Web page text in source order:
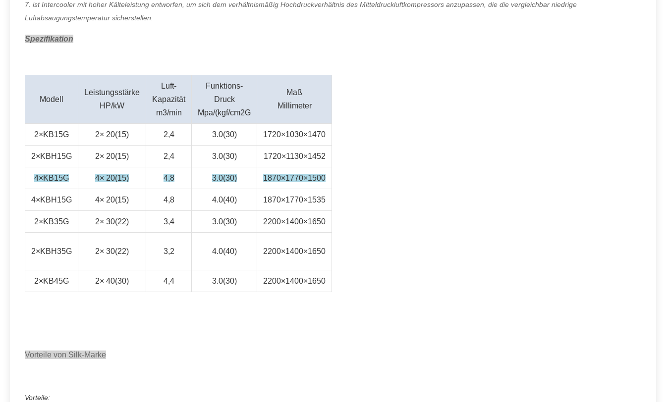
7. ist Intercooler mit hoher Kälteleistung entworfen, um sich dem verhältnismäßig Hochdruckverhältnis des Mitteldruckluftkompressors anzupassen, die die vergleichbar niedrige
Luftabsaugungstemperatur sicherstellen.
Spezifikation
Modell
Leistungsstärke
HP/kW
Luft-
Kapazität
m3/min
Funktions-
Druck
Mpa/(kgf/cm2G
Maß
Millimeter
2×KB15G 2× 20(15) 2,4 3.0(30) 1720×1030×1470
2×KBH15G 2× 20(15) 2,4 3.0(30) 1720×1130×1452
4×KB15G 4× 20(15) 4,8 3.0(30) 1870×1770×1500
4×KBH15G 4× 20(15) 4,8 4.0(40) 1870×1770×1535
2×KB35G 2× 30(22) 3,4 3.0(30) 2200×1400×1650
2×KBH35G 2× 30(22) 3,2 4.0(40) 2200×1400×1650
2×KB45G 2× 40(30) 4,4 3.0(30) 2200×1400×1650
Vorteile von Silk-Marke
Vorteile: